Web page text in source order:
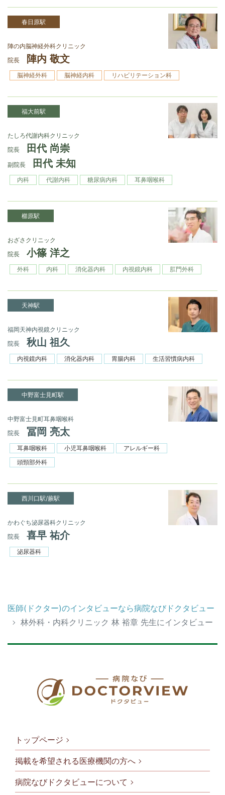
春日原駅
陣の内脳神経外科クリニック
院長
陣内 敬文
脳神経外科 脳神経内科 リハビリテーション科
福大前駅
たしろ代謝内科クリニック
院長
田代 尚崇
副院長 田代 未知
内科 代謝内科 糖尿病内科 耳鼻咽喉科
櫛原駅
おざさクリニック
院長
小篠 洋之
外科 内科 消化器内科 内視鏡内科 肛門外科
天神駅
福岡天神内視鏡クリニック
院長
秋山 祖久
内視鏡内科 消化器内科 胃腸内科 生活習慣病内科
中野富士見町駅
中野富士見町耳鼻咽喉科
院長
冨岡 亮太
耳鼻咽喉科 小児耳鼻咽喉科
アレルギー科
頭頸部外科
西川口駅/蕨駅
かわぐち泌尿器科クリニック
院長
喜早 祐介
泌尿器科
医師(ドクター)のインタビューなら病院なびドクタビュー
林外科・内科クリニック 林 裕章 先生にインタビュー
トップページ
掲載を希望される医療機関の方へ
病院なびドクタビューについて